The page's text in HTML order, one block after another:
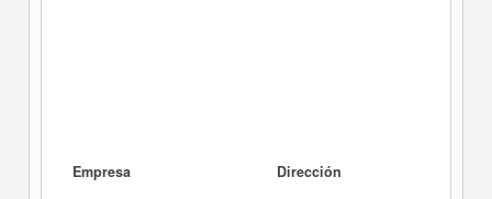
Empresa Dirección